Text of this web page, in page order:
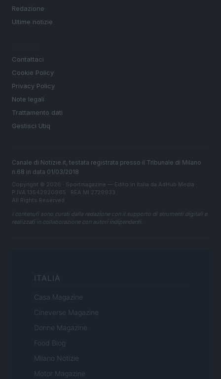
Redazione
Ultime notizie
Contattaci
Cookie Policy
Privacy Policy
Note legali
Trattamento dati
Gestisci Utiq
Canale di Notizie.it, testata registrata presso il Tribunale di Milano
n.68 in data 01/03/2018
Copyright © 2026 · Sportmagazine — Edito in Italia da AdHub Media
P.IVA 13542920965 · REA MI 2729933
All Rights Reserved
I contenuti sono curati dalla redazione con il supporto di strumenti digitali e
realizzati in collaborazione con autori indipendenti.
ITALIA
Casa Magazine
Cineverse Magazine
Donne Magazine
Food Blog
Milano Notizie
Motor Magazine